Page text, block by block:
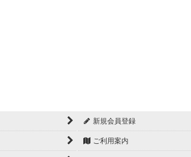
新規会員登録
ご利用案内